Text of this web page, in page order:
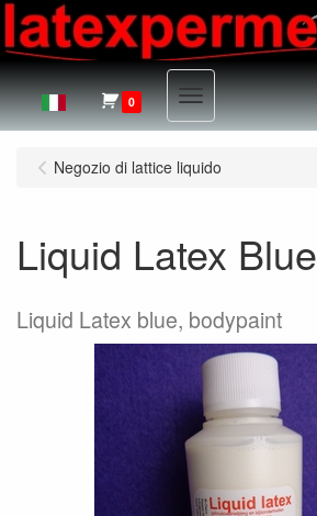
0 Menu
Negozio di lattice liquido
Liquid Latex Blue
Liquid Latex blue, bodypaint